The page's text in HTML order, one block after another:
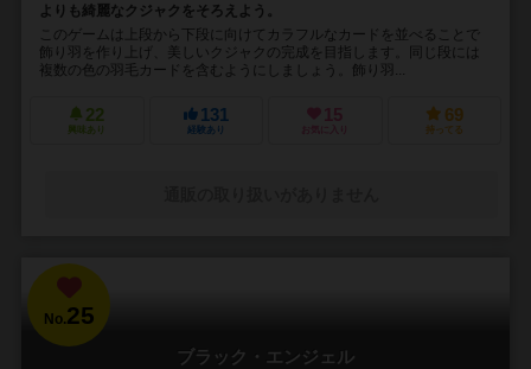
よりも綺麗なクジャクをそろえよう。
このゲームは上段から下段に向けてカラフルなカードを並べることで
飾り羽を作り上げ、美しいクジャクの完成を目指します。同じ段には
複数の色の羽毛カードを含むようにしましょう。飾り羽...
22
興味あり
131
経験あり
15
お気に入り
69
持ってる
No.25
ブラック・エンジェル